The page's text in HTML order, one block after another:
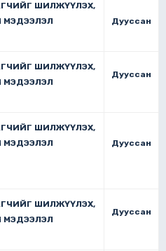
ШИЛЖҮҮЛЭХ,
МЭДЭЭЛЭЛ
Дууссан
ШИЛЖҮҮЛЭХ,
МЭДЭЭЛЭЛ
Дууссан
ШИЛЖҮҮЛЭХ,
МЭДЭЭЛЭЛ
Дууссан
ШИЛЖҮҮЛЭХ,
МЭДЭЭЛЭЛ
Дууссан